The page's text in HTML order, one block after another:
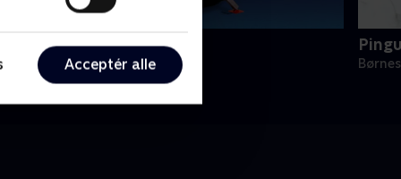
Acceptér alle
Brandmand Sam
• 1 sæsoner